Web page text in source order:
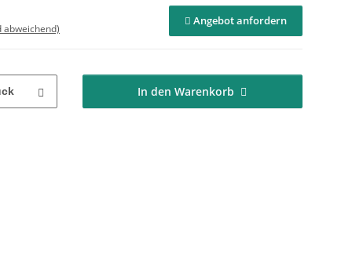
abweichend)
Angebot anfordern
In den Warenkorb